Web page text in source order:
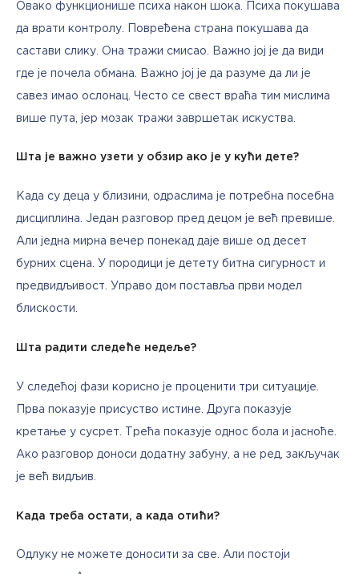
Овако функционише психа након шока. Психа покушава
да врати контролу. Повређена страна покушава да
састави слику. Она тражи смисао. Важно јој је да види
где је почела обмана. Важно јој је да разуме да ли је
савез имао ослонац. Често се свест враћа тим мислима
више пута, јер мозак тражи завршетак искуства.
Шта је важно узети у обзир ако је у кући дете?
Када су деца у близини, одраслима је потребна посебна
дисциплина. Један разговор пред децом је већ превише.
Али једна мирна вечер понекад даје више од десет
бурних сцена. У породици је детету битна сигурност и
предвидљивост. Управо дом поставља први модел
блискости.
Шта радити следеће недеље?
У следећој фази корисно је проценити три ситуације.
Прва показује присуство истине. Друга показује
кретање у сусрет. Трећа показује однос бола и јасноће.
Ако разговор доноси додатну забуну, а не ред, закључак
је већ видљив.
Када треба остати, а када отићи?
Одлуку не можете доносити за све. Али постоји